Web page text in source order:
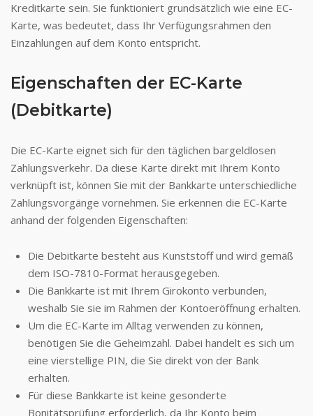
Kreditkarte sein. Sie funktioniert grundsätzlich wie eine EC-
Karte, was bedeutet, dass Ihr Verfügungsrahmen den
Einzahlungen auf dem Konto entspricht.
Eigenschaften der EC-Karte
(Debitkarte)
Die EC-Karte eignet sich für den täglichen bargeldlosen
Zahlungsverkehr. Da diese Karte direkt mit Ihrem Konto
verknüpft ist, können Sie mit der Bankkarte unterschiedliche
Zahlungsvorgänge vornehmen. Sie erkennen die EC-Karte
anhand der folgenden Eigenschaften:
Die Debitkarte besteht aus Kunststoff und wird gemäß
dem ISO-7810-Format herausgegeben.
Die Bankkarte ist mit Ihrem Girokonto verbunden,
weshalb Sie sie im Rahmen der Kontoeröffnung erhalten.
Um die EC-Karte im Alltag verwenden zu können,
benötigen Sie die Geheimzahl. Dabei handelt es sich um
eine vierstellige PIN, die Sie direkt von der Bank
erhalten.
Für diese Bankkarte ist keine gesonderte
Bonitätsprüfung erforderlich, da Ihr Konto beim